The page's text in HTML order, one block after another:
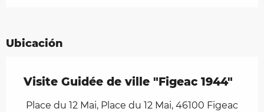
Ubicación
Visite Guidée de ville "Figeac 1944"
Place du 12 Mai, Place du 12 Mai, 46100 Figeac